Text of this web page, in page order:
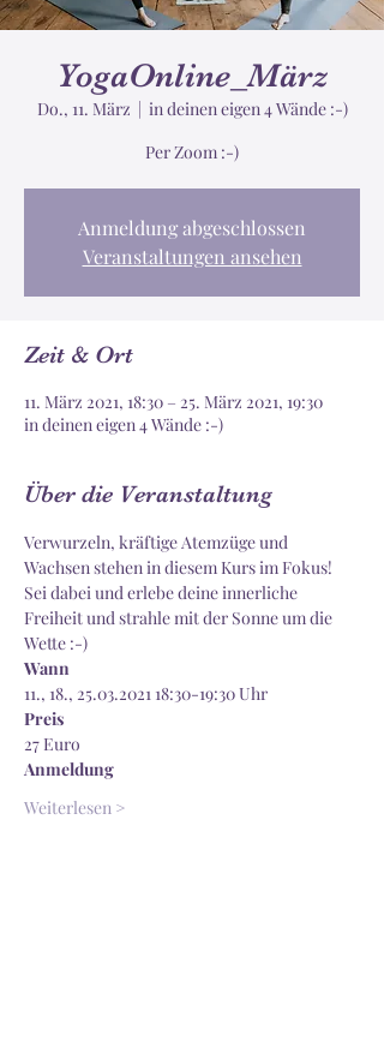
YogaOnline_März
Do., 11. März
  |
in deinen eigen 4 Wände :-)
Anmeldung abgeschlossen
Veranstaltungen ansehen
Zeit & Ort
11. März 2021, 18:30 – 25. März 2021, 19:30
in deinen eigen 4 Wände :-)
Über die Veranstaltung
Verwurzeln, kräftige Atemzüge und
Wachsen stehen in diesem Kurs im Fokus!
Sei dabei und erlebe deine innerliche
Freiheit und strahle mit der Sonne um die
Wette :-)
Wann
11., 18., 25.03.2021 18:30-19:30 Uhr
Preis
27 Euro
Anmeldung
Weiterlesen >